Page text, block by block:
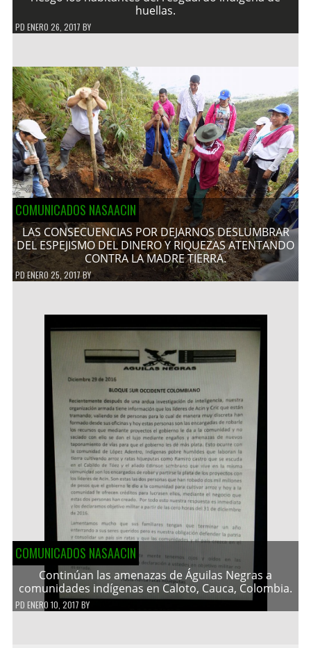
huellas.
PD ENERO 26, 2017 BY
COMUNICADOS NASAACIN
LAS CONSECUENCIAS POR DEJARNOS DESLUMBRAR
DEL ESPEJISMO DEL DINERO Y RIQUEZAS ATENTANDO
CONTRA LA MADRE TIERRA.
PDENERO 25, 2017BY
COMUNICADOS NASAACIN
Continúan las amenazas de Águilas Negras a
comunidades indígenas en Caloto, Cauca, Colombia.
PD ENERO 10, 2017 BY